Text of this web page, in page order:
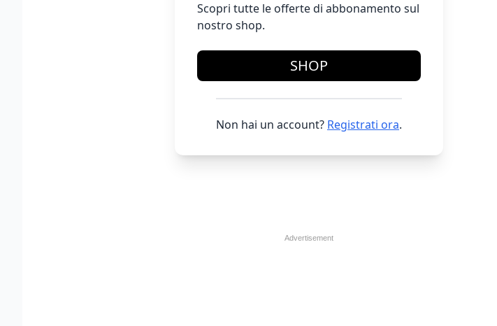
Scopri tutte le offerte di abbonamento sul
nostro shop.
SHOP
Non hai un account? Registrati ora.